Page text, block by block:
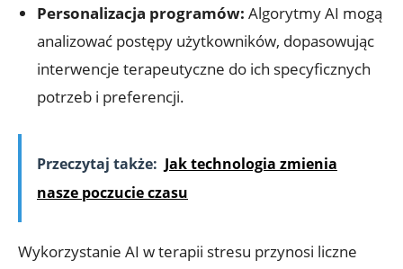
Personalizacja programów: Algorytmy AI mogą
analizować postępy użytkowników, dopasowując
interwencje terapeutyczne do ich specyficznych
potrzeb i preferencji.
Przeczytaj także: Jak technologia zmienia
nasze poczucie czasu
Wykorzystanie AI w terapii stresu przynosi liczne